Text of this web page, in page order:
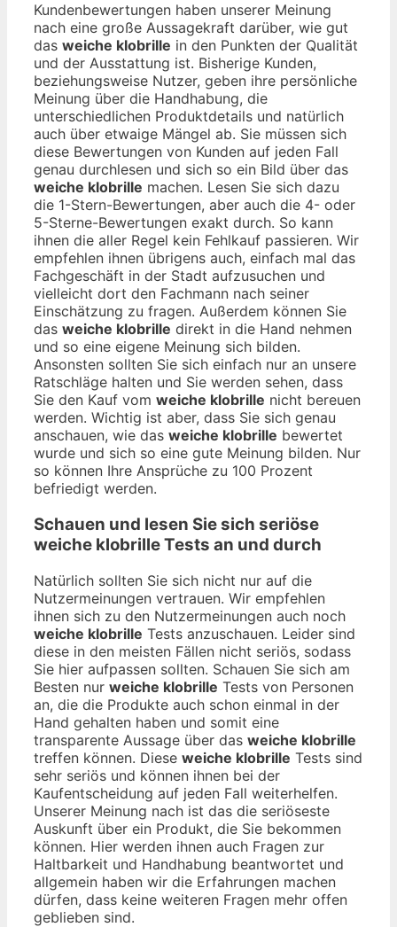
Kundenbewertungen haben unserer Meinung
nach eine große Aussagekraft darüber, wie gut
das weiche klobrille in den Punkten der Qualität
und der Ausstattung ist. Bisherige Kunden,
beziehungsweise Nutzer, geben ihre persönliche
Meinung über die Handhabung, die
unterschiedlichen Produktdetails und natürlich
auch über etwaige Mängel ab. Sie müssen sich
diese Bewertungen von Kunden auf jeden Fall
genau durchlesen und sich so ein Bild über das
weiche klobrille machen. Lesen Sie sich dazu
die 1-Stern-Bewertungen, aber auch die 4- oder
5-Sterne-Bewertungen exakt durch. So kann
ihnen die aller Regel kein Fehlkauf passieren. Wir
empfehlen ihnen übrigens auch, einfach mal das
Fachgeschäft in der Stadt aufzusuchen und
vielleicht dort den Fachmann nach seiner
Einschätzung zu fragen. Außerdem können Sie
das weiche klobrille direkt in die Hand nehmen
und so eine eigene Meinung sich bilden.
Ansonsten sollten Sie sich einfach nur an unsere
Ratschläge halten und Sie werden sehen, dass
Sie den Kauf vom weiche klobrille nicht bereuen
werden. Wichtig ist aber, dass Sie sich genau
anschauen, wie das weiche klobrille bewertet
wurde und sich so eine gute Meinung bilden. Nur
so können Ihre Ansprüche zu 100 Prozent
befriedigt werden.
Schauen und lesen Sie sich seriöse
weiche klobrilleTests an und durch
Natürlich sollten Sie sich nicht nur auf die
Nutzermeinungen vertrauen. Wir empfehlen
ihnen sich zu den Nutzermeinungen auch noch
weiche klobrille Tests anzuschauen. Leider sind
diese in den meisten Fällen nicht seriös, sodass
Sie hier aufpassen sollten. Schauen Sie sich am
Besten nur weiche klobrille Tests von Personen
an, die die Produkte auch schon einmal in der
Hand gehalten haben und somit eine
transparente Aussage über das weiche klobrille
treffen können. Diese weiche klobrille Tests sind
sehr seriös und können ihnen bei der
Kaufentscheidung auf jeden Fall weiterhelfen.
Unserer Meinung nach ist das die seriöseste
Auskunft über ein Produkt, die Sie bekommen
können. Hier werden ihnen auch Fragen zur
Haltbarkeit und Handhabung beantwortet und
allgemein haben wir die Erfahrungen machen
dürfen, dass keine weiteren Fragen mehr offen
geblieben sind.